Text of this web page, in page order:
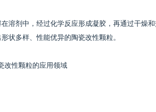
溶剂中，经过化学反应形成凝胶，再通过干燥
状多样、性能优异的陶瓷改性颗粒。
改性颗粒的应用领域